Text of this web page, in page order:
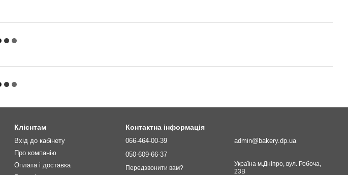
Клієнтам
Вхід до кабінету
Про компанію
Оплата і доставка
Контактна інформація
066-464-00-39
050-609-66-37
Передзвонити вам?
admin@bakery.dp.ua
Україна м.Дніпро, вул. Робоча,
23В